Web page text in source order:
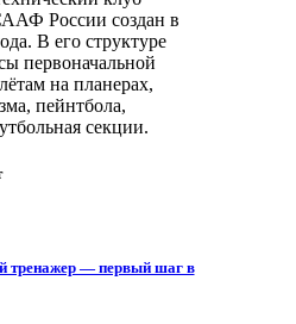
России создан в
В его структуре
первоначальной
на планерах,
пейнтбола,
секции.
тренажер — первый шаг в